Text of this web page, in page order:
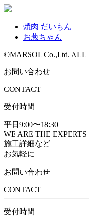
焼肉 だいもん
お葱ちゃん
©MARSOL Co.,Ltd. ALL
お問い合わせ
CONTACT
受付時間
平日9:00〜18:30
WE ARE THE
施工詳細など
お気軽に
お問い合わせ
CONTACT
受付時間